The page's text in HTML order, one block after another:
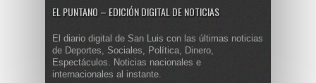
EL PUNTANO – EDICIÓN DIGITAL DE NOTICIAS
El diario digital de San Luis con las últimas noticias
de Deportes, Sociales, Política, Dinero,
Espectáculos. Noticias nacionales e
internacionales al instante.